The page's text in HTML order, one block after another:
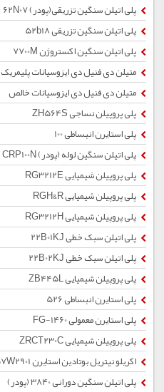
پلی اتیلن سنگین تزریقی(پودر) 62N07
پلی اتیلن سنگین تزریقی 52b18
پلی اتیلن سنگین اکستروژن 7700M
متیلن دی فنیل دی ایزوسیانات پلیمریک
متیلن دی فنیل دی ایزوسیانات خالص
پلی پروپیلن نساجی ZH564S
پلی استایرن انبساطی 100
پلی اتیلن سنگین لوله (پودر) CRP100N
پلی پروپیلن شیمیایی RG3212E
پلی پروپیلن شیمیایی RGH&R
پلی پروپیلن شیمیایی RG3212H
پلی اتیلن سبک خطی 22B01KJ
پلی اتیلن سبک خطی 22B02KJ
پلی پروپیلن شیمیایی ZB445L
پلی استایرن انبساطی 526
پلی استایرن معمولی 1460-FG
پلی پروپیلن شیمیایی ZRCT230C
اکریلو نیتریل بوتادین استایرن SV0157W2901
پلی اتیلن سنگین دورانی 3840 (پودر)